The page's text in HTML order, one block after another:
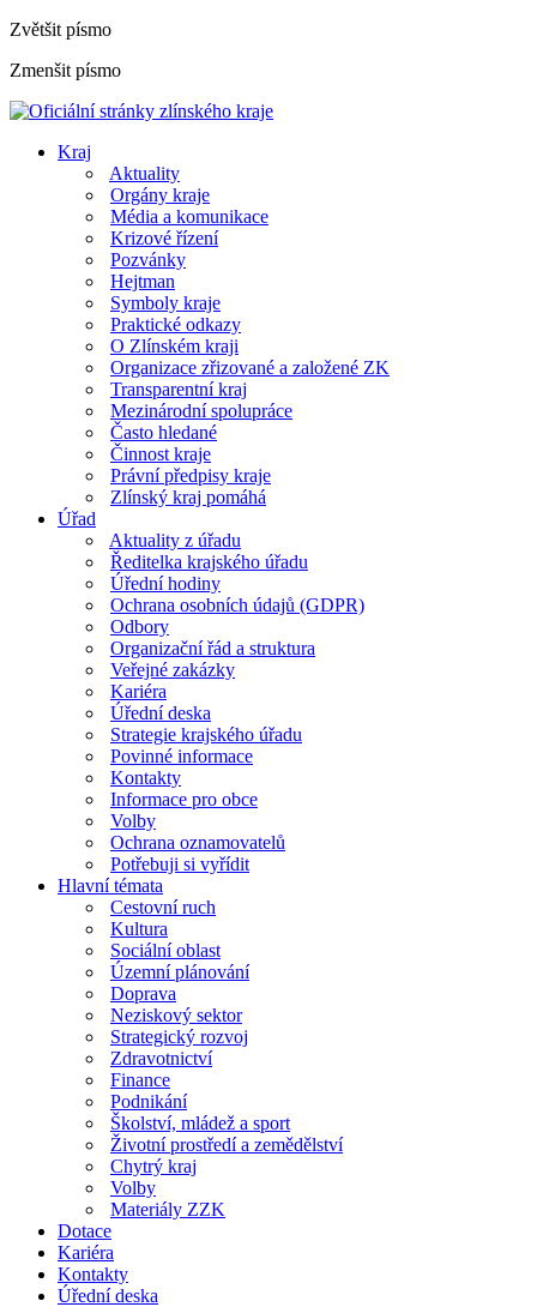
Zvětšit písmo
Zmenšit písmo
Kraj
Aktuality
Orgány kraje
Média a komunikace
Krizové řízení
Pozvánky
Hejtman
Symboly kraje
Praktické odkazy
O Zlínském kraji
Organizace zřizované a založené ZK
Transparentní kraj
Mezinárodní spolupráce
Často hledané
Činnost kraje
Právní předpisy kraje
Zlínský kraj pomáhá
Úřad
Aktuality z úřadu
Ředitelka krajského úřadu
Úřední hodiny
Ochrana osobních údajů (GDPR)
Odbory
Organizační řád a struktura
Veřejné zakázky
Kariéra
Úřední deska
Strategie krajského úřadu
Povinné informace
Kontakty
Informace pro obce
Volby
Ochrana oznamovatelů
Potřebuji si vyřídit
Hlavní témata
Cestovní ruch
Kultura
Sociální oblast
Územní plánování
Doprava
Neziskový sektor
Strategický rozvoj
Zdravotnictví
Finance
Podnikání
Školství, mládež a sport
Životní prostředí a zemědělství
Chytrý kraj
Volby
Materiály ZZK
Dotace
Kariéra
Kontakty
Úřední deska